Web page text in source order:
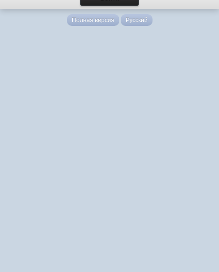
Полная версия Русский